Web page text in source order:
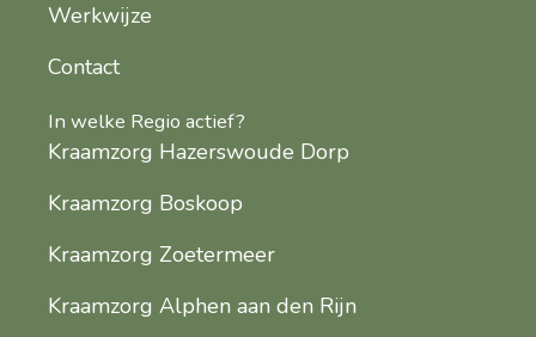
Werkwijze
Contact
In welke Regio actief?
Kraamzorg Hazerswoude Dorp
Kraamzorg Boskoop
Kraamzorg Zoetermeer
Kraamzorg Alphen aan den Rijn